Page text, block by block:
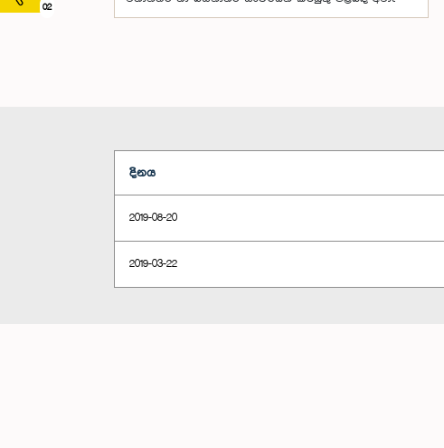
02
දිනය
2019-08-20
2019-03-22